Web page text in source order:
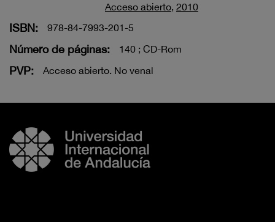
Acceso abierto, 2010
ISBN: 978-84-7993-201-5
Número de páginas: 140 ; CD-Rom
PVP: Acceso abierto. No venal